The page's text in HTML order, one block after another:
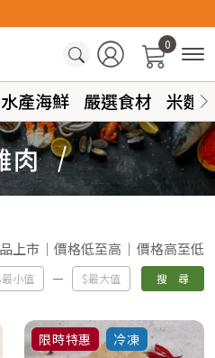
0
水產海鮮 嚴選食材 米麵
肉
上市 價格低至高
價格高至低
搜 尋
限時特惠 冷凍